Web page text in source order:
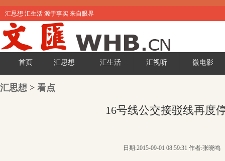
汇思想 汇生活 源于事实 来自眼界
首页 汇思想 汇生活 汇视听 微电影
汇思想 > 看点
16号线公交接驳线再度
日期:2015-09-01 08:59:31 作者:张晓鸣